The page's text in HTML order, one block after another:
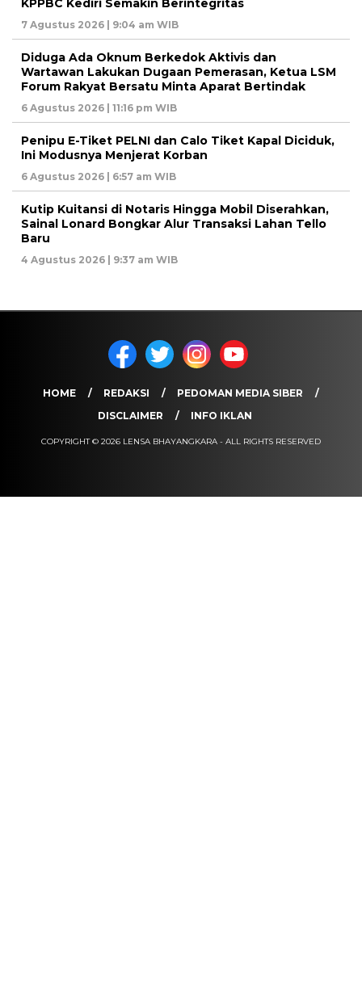
KPPBC Kediri Semakin Berintegritas
7 Agustus 2026 | 9:04 am WIB
Diduga Ada Oknum Berkedok Aktivis dan
Wartawan Lakukan Dugaan Pemerasan, Ketua LSM
Forum Rakyat Bersatu Minta Aparat Bertindak
6 Agustus 2026 | 11:16 pm WIB
Penipu E-Tiket PELNI dan Calo Tiket Kapal Diciduk,
Ini Modusnya Menjerat Korban
6 Agustus 2026 | 6:57 am WIB
Kutip Kuitansi di Notaris Hingga Mobil Diserahkan,
Sainal Lonard Bongkar Alur Transaksi Lahan Tello
Baru
4 Agustus 2026 | 9:37 am WIB
HOME REDAKSI
PEDOMAN MEDIA SIBER
DISCLAIMER
INFO IKLAN
COPYRIGHT © 2026 LENSA BHAYANGKARA - ALL RIGHTS RESERVED